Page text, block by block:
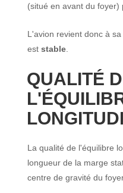
(situé en avant du foyer)
L'avion revient donc à
est stable.
QUALITÉ
La qualité de l'équilibre
longueur de la marge
centre de gravité du